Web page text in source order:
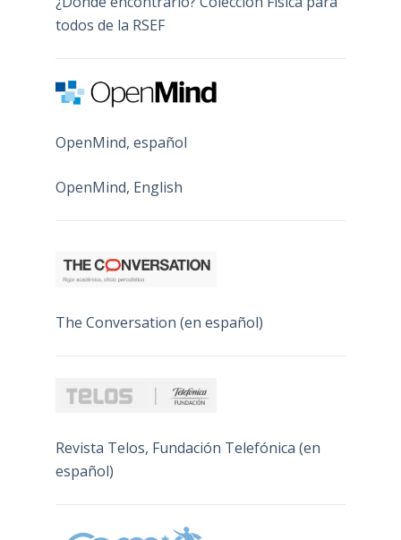
todos de la RSEF
OpenMind, español
OpenMind, English
The Conversation (en español)
Revista Telos, Fundación Telefónica (en
español)